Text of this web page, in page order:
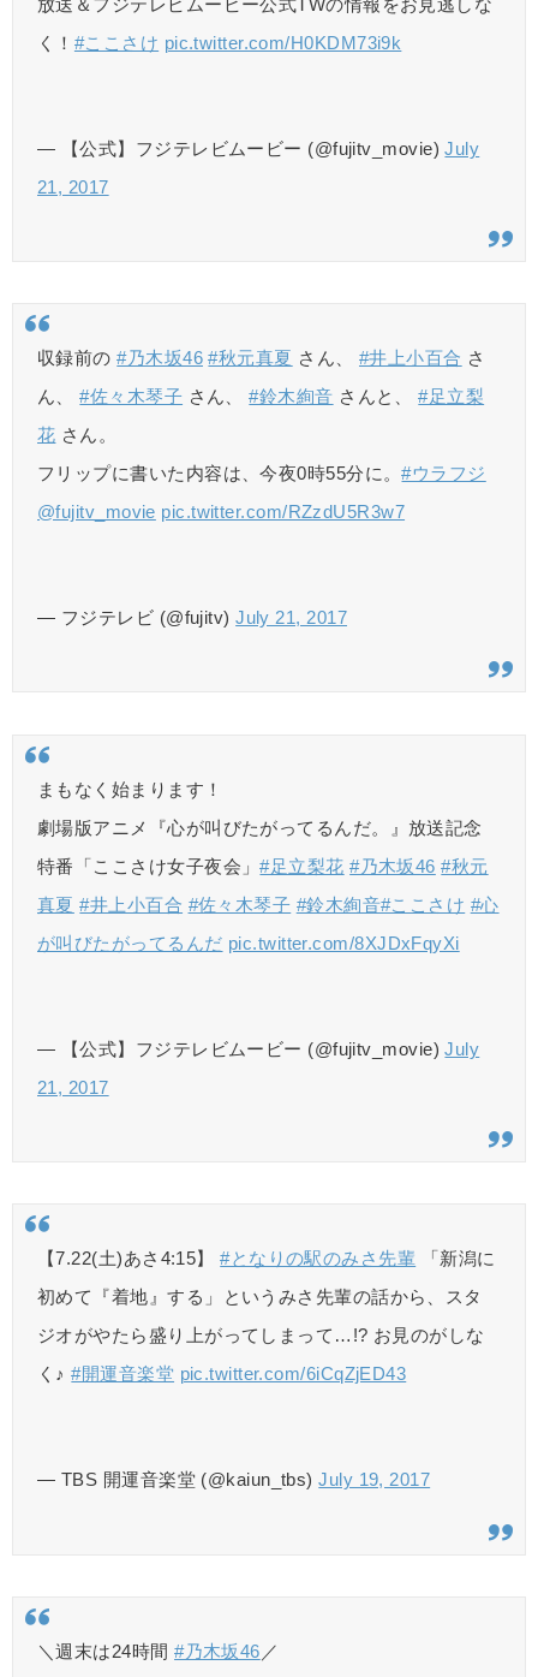
く！ #ここさけ pic.twitter.com/H0KDM73i9k
— 【公式】フジテレビムービー (@fujitv_movie)July
21, 2017
収録前の#乃木坂46 #秋元真夏 さん、 #井上小百合 さ
ん、#佐々木琴子 さん、#鈴木絢音 さんと、#足立梨
花 さん。
フリップに書いた内容は、今夜0時55分に。#ウラフジ
@fujitv_movie pic.twitter.com/RZzdU5R3w7
— フジテレビ (@fujitv)July 21, 2017
まもなく始まります！
劇場版アニメ『心が叫びたがってるんだ。』放送記念
特番「ここさけ女子夜会」#足立梨花 #乃木坂46 #秋元
真夏 #井上小百合 #佐々木琴子 #鈴木絢音#ここさけ #心
が叫びたがってるんだ pic.twitter.com/8XJDxFqyXi
— 【公式】フジテレビムービー (@fujitv_movie)July
21, 2017
【7.22(土)あさ4:15】#となりの駅のみさ先輩 「新潟に
初めて『着地』する」というみさ先輩の話から、スタ
ジオがやたら盛り上がってしまって…!? お見のがしな
く♪#開運音楽堂 pic.twitter.com/6iCqZjED43
— TBS 開運音楽堂 (@kaiun_tbs)July 19, 2017
＼週末は24時間#乃木坂46 ／